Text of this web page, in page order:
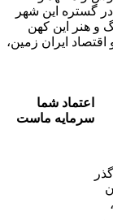
گستره این شهر
و هنر این کهن
ایران زمین،
اعتماد شما
سرمایه ماست